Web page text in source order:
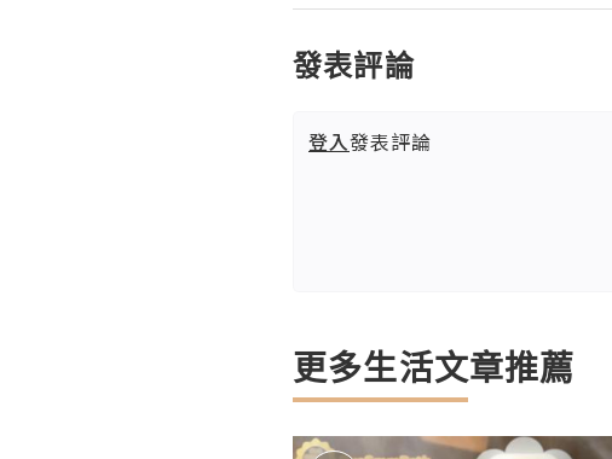
發表評論
登入發表評論
更多生活文章推薦